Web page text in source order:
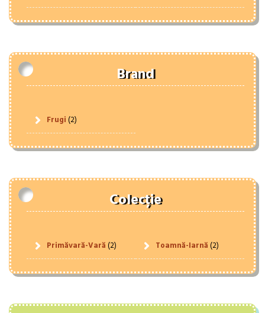
Brand
Frugi(2)
Colecție
Primăvară-Vară(2) Toamnă-Iarnă(2)